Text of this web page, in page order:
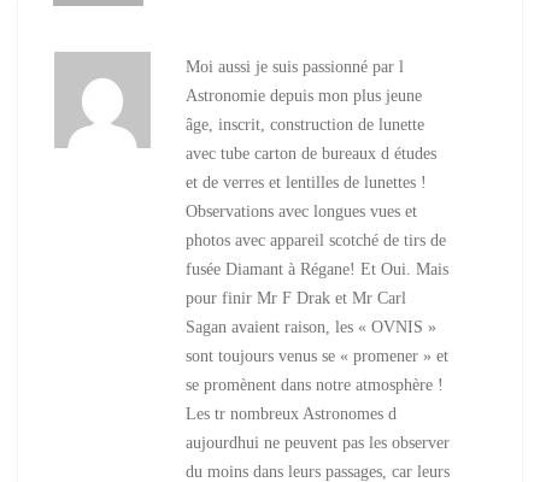
Moi aussi je suis passionné par l
Astronomie depuis mon plus jeune
âge, inscrit, construction de lunette
avec tube carton de bureaux d études
et de verres et lentilles de lunettes !
Observations avec longues vues et
photos avec appareil scotché de tirs de
fusée Diamant à Régane! Et Oui. Mais
pour finir Mr F Drak et Mr Carl
Sagan avaient raison, les « OVNIS »
sont toujours venus se « promener » et
se promènent dans notre atmosphère !
Les tr nombreux Astronomes d
aujourdhui ne peuvent pas les observer
du moins dans leurs passages, car leurs